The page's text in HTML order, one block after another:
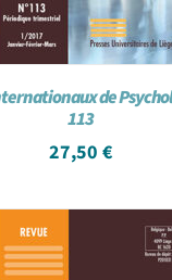
de
113
27,50 €